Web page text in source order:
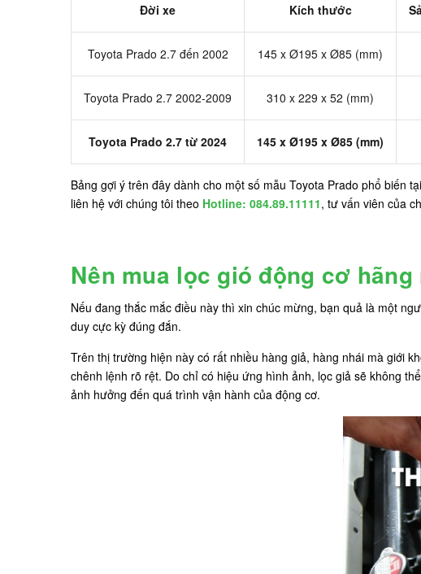
Đời xe Kích thước
Toyota Prado 2.7 đến 2002 145 x Ø195 x Ø85 (mm)
Toyota Prado 2.7 2002-2009 310 x 229 x 52 (mm)
Toyota Prado 2.7 từ 2024 145 x Ø195 x Ø85 (mm)
Bảng gợi ý trên đây dành cho một số mẫu Toyota Prado phổ biến
liên hệ với chúng tôi theo Hotline: 084.89.11111, tư vấn viên của
Nên mua lọc gió động cơ hãng
Nếu đang thắc mắc điều này thì xin chúc mừng, bạn quả là một
duy cực kỳ đúng đắn.
Trên thị trường hiện này có rất nhiều hàng giả, hàng nhái mà giới
chênh lệnh rõ rệt. Do chỉ có hiệu ứng hình ảnh, lọc giả sẽ không
ảnh hưởng đến quá trình vận hành của động cơ.